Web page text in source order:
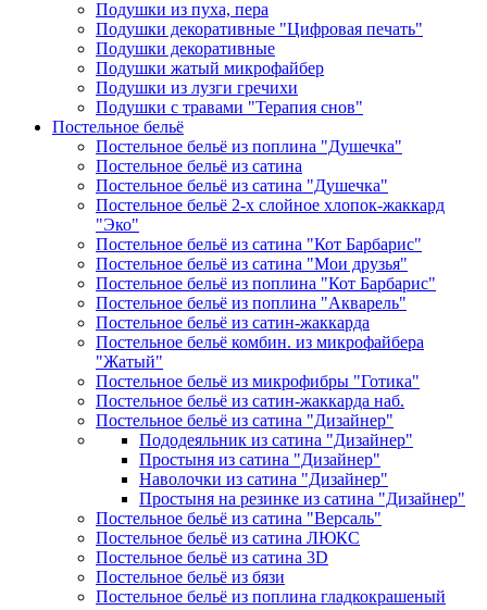
Подушки из пуха, пера
Подушки декоративные "Цифровая печать"
Подушки декоративные
Подушки жатый микрофайбер
Подушки из лузги гречихи
Подушки с травами "Терапия снов"
Постельное бельё
Постельное бельё из поплина "Душечка"
Постельное бельё из сатина
Постельное бельё из сатина "Душечка"
Постельное бельё 2-х слойное хлопок-жаккард
"Эко"
Постельное бельё из сатина "Кот Барбарис"
Постельное бельё из сатина "Мои друзья"
Постельное бельё из поплина "Кот Барбарис"
Постельное бельё из поплина "Акварель"
Постельное бельё из сатин-жаккарда
Постельное бельё комбин. из микрофайбера
"Жатый"
Постельное бельё из микрофибры "Готика"
Постельное бельё из сатин-жаккарда наб.
Постельное бельё из сатина "Дизайнер"
Пододеяльник из сатина "Дизайнер"
Простыня из сатина "Дизайнер"
Наволочки из сатина "Дизайнер"
Простыня на резинке из сатина "Дизайнер"
Постельное бельё из сатина "Версаль"
Постельное бельё из сатина ЛЮКС
Постельное бельё из сатина 3D
Постельное бельё из бязи
Постельное бельё из поплина гладкокрашеный